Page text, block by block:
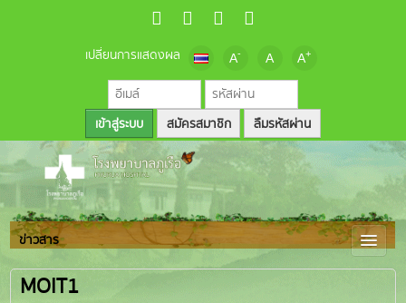
เปลี่ยนการแสดงผล A- A A+
สมัครสมาชิก ลืมรหัสผ่าน
ข่าวสาร
MOIT1